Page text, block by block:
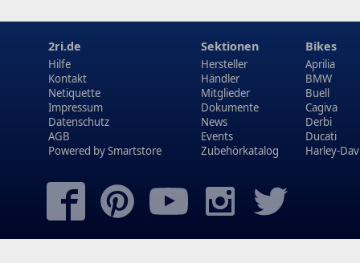
2ri.de
Hilfe
Kontakt
Netiquette
Impressum
Datenschutz
AGB
Powered bySmartstore
Sektionen
Hersteller
Händler
Mitglieder
Dokumente
News
Events
Zubehörkatalog
Bikes
Aprilia
BMW
Buell
Cagiva
Derbi
Ducati
Harley-